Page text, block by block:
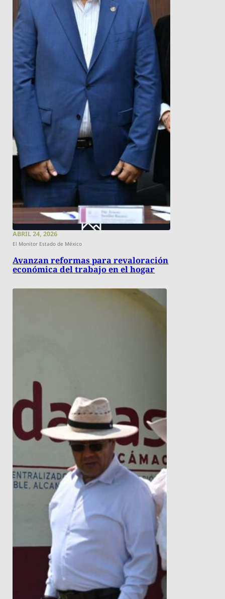
ABRIL 24, 2026
El Monitor Estado de México
Avanzan reformas para revaloración
económica del trabajo en el hogar